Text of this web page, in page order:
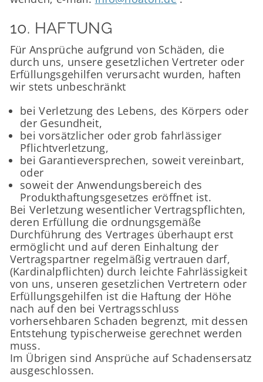
10. HAFTUNG​​​​​​​
Für Ansprüche aufgrund von Schäden, die
durch uns, unsere gesetzlichen Vertreter oder
Erfüllungsgehilfen verursacht wurden, haften
wir stets unbeschränkt
bei Verletzung des Lebens, des Körpers oder
der Gesundheit,
bei vorsätzlicher oder grob fahrlässiger
Pflichtverletzung,
bei Garantieversprechen, soweit vereinbart,
oder
soweit der Anwendungsbereich des
Produkthaftungsgesetzes eröffnet ist.
Bei Verletzung wesentlicher Vertragspflichten,
deren Erfüllung die ordnungsgemäße
Durchführung des Vertrages überhaupt erst
ermöglicht und auf deren Einhaltung der
Vertragspartner regelmäßig vertrauen darf,
(Kardinalpflichten) durch leichte Fahrlässigkeit
von uns, unseren gesetzlichen Vertretern oder
Erfüllungsgehilfen ist die Haftung der Höhe
nach auf den bei Vertragsschluss
vorhersehbaren Schaden begrenzt, mit dessen
Entstehung typischerweise gerechnet werden
muss.
Im Übrigen sind Ansprüche auf Schadensersatz
ausgeschlossen.